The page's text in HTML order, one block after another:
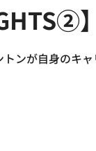
】
ンが自身のキ